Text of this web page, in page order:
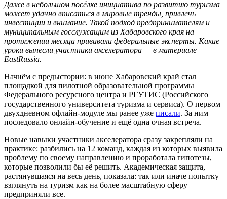
Даже в небольшом посёлке инициатива по развитию туризма
может удачно вписаться в мировые тренды, привлечь
инвестиции и внимание. Такой подход предпринимателям и
муниципальным госслужащим из Хабаровского края на
протяжении месяца прививали федеральные эксперты. Какие
уроки вынесли участники акселератора — в материале
EastRussia.
Начнём с предыстории: в июне Хабаровский край стал
площадкой для пилотной образовательной программы
Федерального ресурсного центра и РГУТИС (Российского
государственного университета туризма и сервиса). О первом
двухдневном офлайн-модуле мы ранее уже писали. За ним
последовало онлайн-обучение и ещё одна очная встреча.
Новые навыки участники акселератора сразу закрепляли на
практике: разбились на 12 команд, каждая из которых выявила
проблему по своему направлению и проработала гипотезы,
которые позволили бы её решить. Академическая защита,
растянувшаяся на весь день, показала: так или иначе попытку
взглянуть на туризм как на более масштабную сферу
предприняли все.